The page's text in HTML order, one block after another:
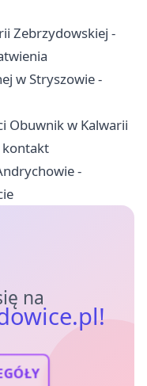
Zebrzydowskiej -
w Stryszowie -
Obuwnik w Kalwarii
kontakt
-
na